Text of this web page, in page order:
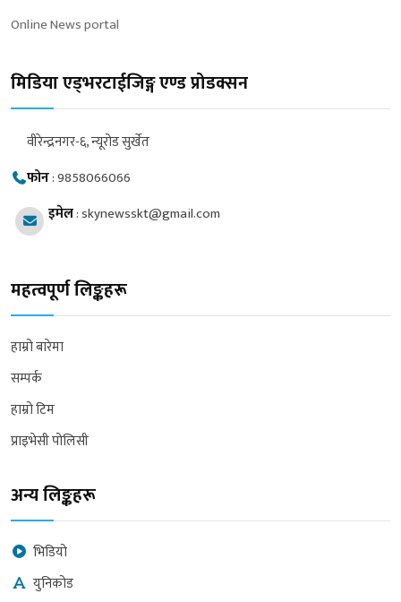
Online News portal
मिडिया एड्भरटाईजिङ्ग एण्ड प्रोडक्सन
वीरेन्द्रनगर-६, न्यूरोड सुर्खेत
फोन:9858066066
इमेल:skynewsskt@gmail.com
महत्वपूर्ण लिङ्कहरू
हाम्रो बारेमा
सम्पर्क
हाम्रो टिम
प्राइभेसी पोलिसी
अन्य लिङ्कहरू
भिडियो
युनिकोड